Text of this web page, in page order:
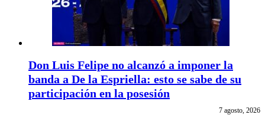
Don Luis Felipe no alcanzó a imponer la
banda a De la Espriella: esto se sabe de su
participación en la posesión
7 agosto, 2026